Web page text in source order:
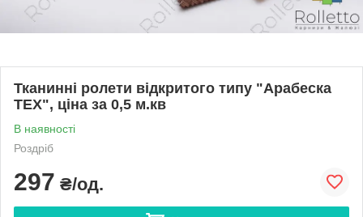
Тканинні ролети відкритого типу "Арабеска
ТЕХ", ціна за 0,5 м.кв
В наявності
Роздріб
297 ₴/од.